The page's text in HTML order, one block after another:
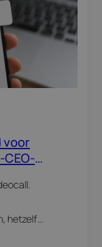
voor
CEO-
hetzelfde